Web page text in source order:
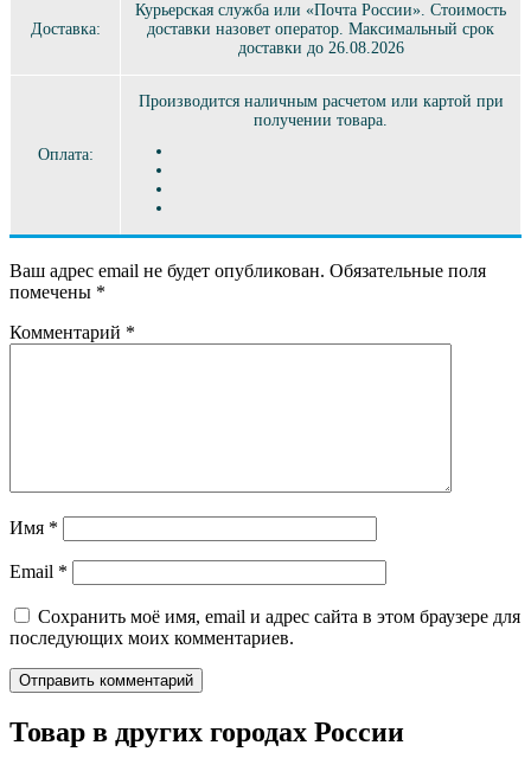
Доставка:
Курьерская служба или «Почта России». Стоимость
доставки назовет оператор. Максимальный срок
доставки до 26.08.2026
Оплата:
Производится наличным расчетом или картой при
получении товара.
Ваш адрес email не будет опубликован. Обязательные поля
помечены *
Комментарий *
Имя *
Email *
Сохранить моё имя, email и адрес сайта в этом браузере для
последующих моих комментариев.
Товар в других городах России